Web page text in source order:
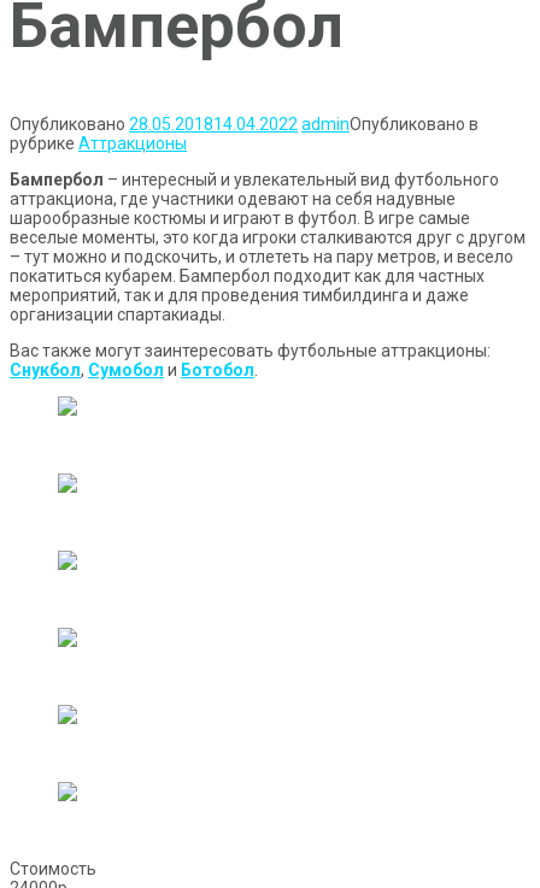
Бампербол
Опубликовано 28.05.201814.04.2022adminОпубликовано в
рубрике Аттракционы
Бампербол – интересный и увлекательный вид футбольного
аттракциона, где участники одевают на себя надувные
шарообразные костюмы и играют в футбол. В игре самые
веселые моменты, это когда игроки сталкиваются друг с другом
– тут можно и подскочить, и отлететь на пару метров, и весело
покатиться кубарем. Бампербол подходит как для частных
мероприятий, так и для проведения тимбилдинга и даже
организации спартакиады.
Вас также могут заинтересовать футбольные аттракционы:
Снукбол, Сумобол и Ботобол.
Стоимость